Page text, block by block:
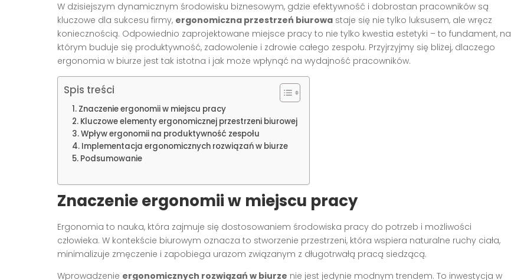
W dzisiejszym dynamicznym środowisku biznesowym, gdzie efektywność i dobrostan pracowników są
kluczowe dla sukcesu firmy, ergonomiczna przestrzeń biurowa staje się nie tylko luksusem, ale wręcz
koniecznością. Odpowiednio zaprojektowane miejsce pracy to nie tylko kwestia estetyki – to fundament, na
którym buduje się produktywność, zadowolenie i zdrowie całego zespołu. Przyjrzyjmy się bliżej, dlaczego
ergonomia w biurze jest tak istotna i jak może wpłynąć na wydajność pracowników.
Spis treści
Znaczenie ergonomii w miejscu pracy
Kluczowe elementy ergonomicznej przestrzeni biurowej
Wpływ ergonomii na produktywność zespołu
Implementacja ergonomicznych rozwiązań w biurze
Podsumowanie
Znaczenie ergonomii w miejscu pracy
Ergonomia to nauka, która zajmuje się dostosowaniem środowiska pracy do potrzeb i możliwości
człowieka. W kontekście biurowym oznacza to stworzenie przestrzeni, która wspiera naturalne ruchy ciała,
minimalizuje zmęczenie i zapobiega urazom związanym z długotrwałą pracą siedzącą.
Wprowadzenie ergonomicznych rozwiązań w biurze nie jest jedynie modnym trendem. To inwestycja w